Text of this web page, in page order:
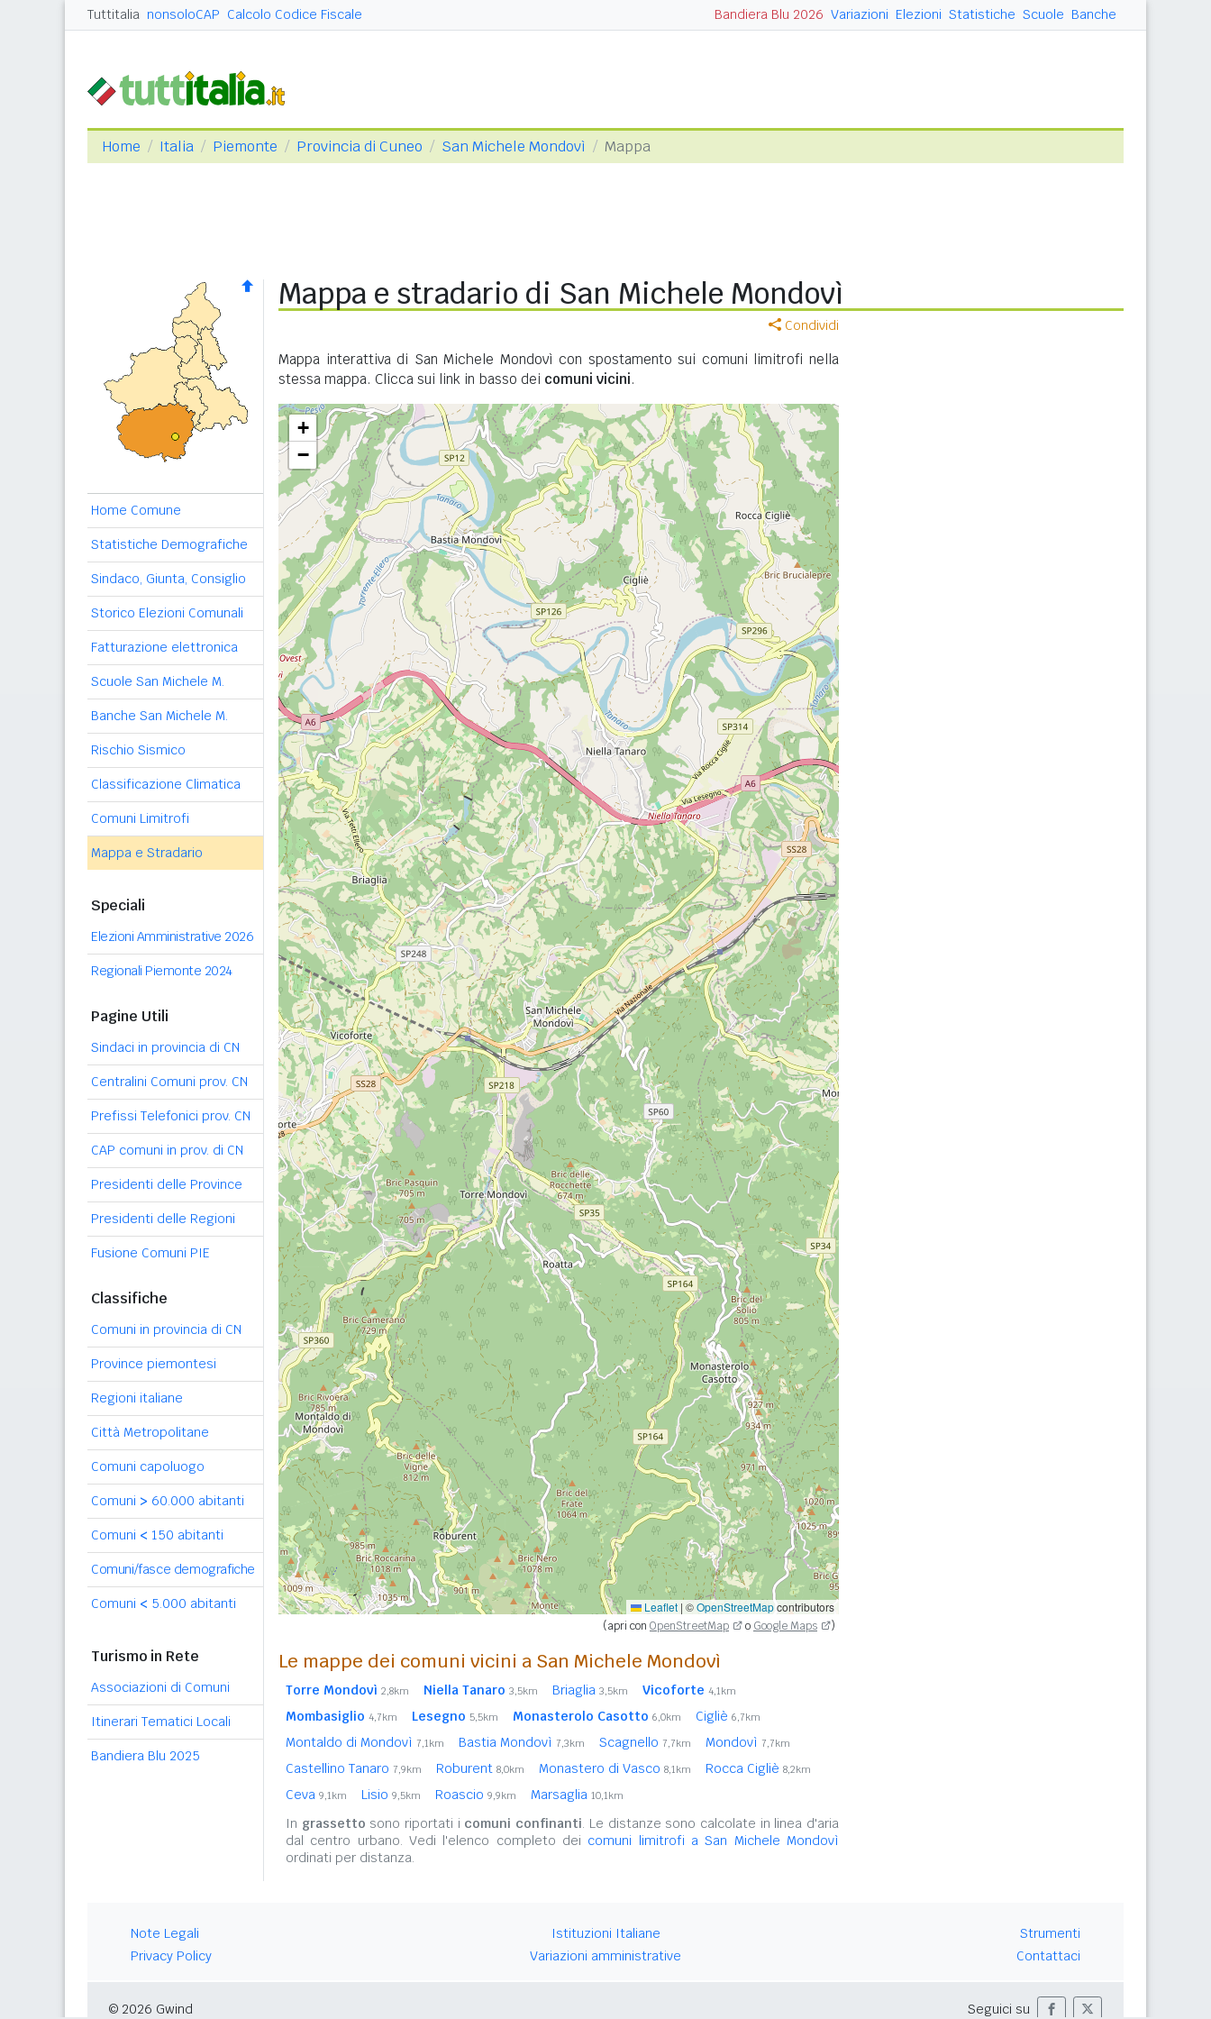
Tuttitalia nonsoloCAP Calcolo Codice Fiscale Bandiera Blu 2026 Variazioni Elezioni Statistiche Scuole Banche
Home Italia Piemonte Provincia di Cuneo San Michele Mondovì Mappa
Home Comune
Statistiche Demografiche
Sindaco, Giunta, Consiglio
Storico Elezioni Comunali
Fatturazione elettronica
Scuole San Michele M.
Banche San Michele M.
Rischio Sismico
Classificazione Climatica
Comuni Limitrofi
Mappa e Stradario
Speciali
Elezioni Amministrative 2026
Regionali Piemonte 2024
Pagine Utili
Sindaci in provincia di CN
Centralini Comuni prov. CN
Prefissi Telefonici prov. CN
CAP comuni in prov. di CN
Presidenti delle Province
Presidenti delle Regioni
Fusione Comuni PIE
Classifiche
Comuni in provincia di CN
Province piemontesi
Regioni italiane
Città Metropolitane
Comuni capoluogo
Comuni > 60.000 abitanti
Comuni < 150 abitanti
Comuni/fasce demografiche
Comuni < 5.000 abitanti
Turismo in Rete
Associazioni di Comuni
Itinerari Tematici Locali
Bandiera Blu 2025
Mappa e stradario di San Michele Mondovì
Condividi
Mappa interattiva di San Michele Mondovì con spostamento sui comuni limitrofi nella
stessa mappa. Clicca sui link in basso dei comuni vicini.
+
−
Leaflet | ©OpenStreetMapcontributors
(apri con OpenStreetMap o Google Maps )
Le mappe dei comuni vicini a San Michele Mondovì
Torre Mondovì 2,8km Niella Tanaro 3,5km Briaglia 3,5km Vicoforte 4,1km
Mombasiglio 4,7km Lesegno 5,5km Monasterolo Casotto 6,0km Cigliè 6,7km
Montaldo di Mondovì 7,1km Bastia Mondovì 7,3km Scagnello 7,7km Mondovì 7,7km
Castellino Tanaro 7,9km Roburent 8,0km Monastero di Vasco 8,1km Rocca Cigliè 8,2km
Ceva 9,1km Lisio 9,5km Roascio 9,9km Marsaglia 10,1km
In grassetto sono riportati i comuni confinanti. Le distanze sono calcolate in linea d'aria
dal centro urbano. Vedi l'elenco completo dei comuni limitrofi a San Michele Mondovì
ordinati per distanza.
Note Legali
Privacy Policy
Istituzioni Italiane
Variazioni amministrative
Strumenti
Contattaci
© 2026 Gwind Seguici su